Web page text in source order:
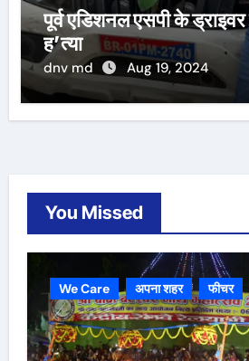
पूर्व एडिशनल एसपी के ड्राइवर
ह’त्या
dnv md Aug 19, 2024
You Missed
We Care अपना शहर फीचर